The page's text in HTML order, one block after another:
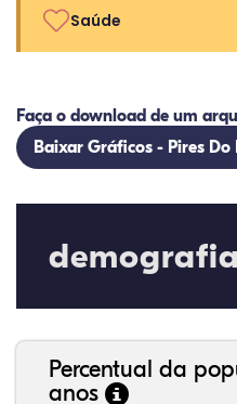
Saúde
Faça o download de um
Baixar Gráficos - Pires Do
demografia
Percentual da
anos